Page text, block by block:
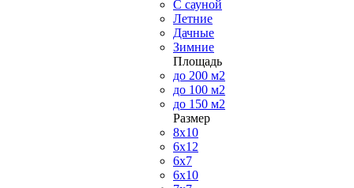
С сауной
Летние
Дачные
Зимние
Площадь
до 200 м2
до 100 м2
до 150 м2
Размер
8х10
6х12
6х7
6х10